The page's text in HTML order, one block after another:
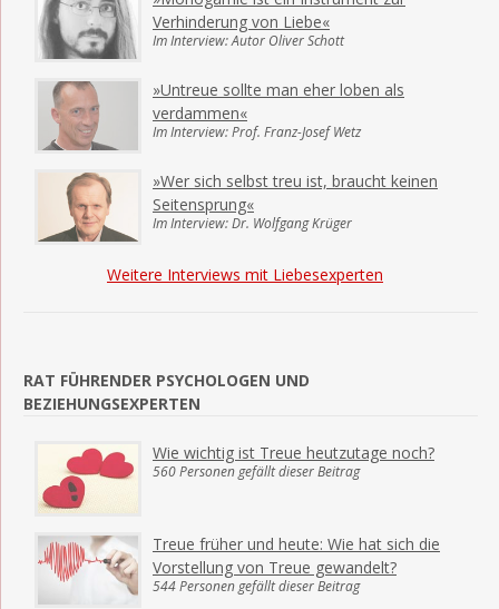
Verhinderung von Liebe«
Im Interview: Autor Oliver Schott
»Untreue sollte man eher loben als
verdammen«
Im Interview: Prof. Franz-Josef Wetz
»Wer sich selbst treu ist, braucht keinen
Seitensprung«
Im Interview: Dr. Wolfgang Krüger
Weitere Interviews mit Liebesexperten
RAT FÜHRENDER PSYCHOLOGEN UND
BEZIEHUNGSEXPERTEN
Wie wichtig ist Treue heutzutage noch?
560 Personen gefällt dieser Beitrag
Treue früher und heute: Wie hat sich die
Vorstellung von Treue gewandelt?
544 Personen gefällt dieser Beitrag